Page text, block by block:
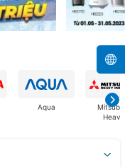
Aqua
Heavy